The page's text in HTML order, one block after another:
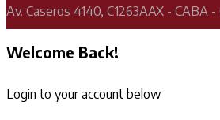
Av. Caseros 4140, C1263AAX - CABA
Welcome Back!
Login to your account below